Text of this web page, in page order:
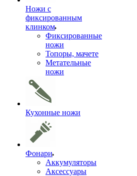
Ножи с
фиксированным
клинком
Фиксированные
ножи
Топоры, мачете
Метательные
ножи
Кухонные ножи
Фонари
Аккумуляторы
Аксессуары